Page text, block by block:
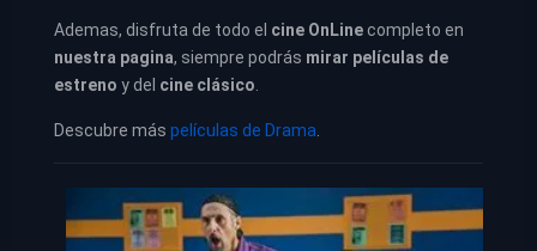
Ademas, disfruta de todo el cine OnLinecompleto en
nuestra pagina, siempre podrás mirar películas de
estreno y del cine clásico
Descubre más películas de Drama